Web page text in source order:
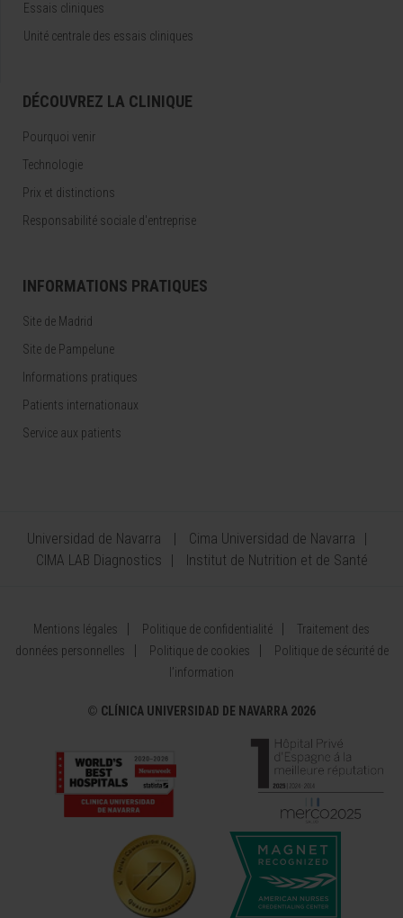
Essais cliniques
Unité centrale des essais cliniques
DÉCOUVREZ LA CLINIQUE
Pourquoi venir
Technologie
Prix et distinctions
Responsabilité sociale d'entreprise
INFORMATIONS PRATIQUES
Site de Madrid
Site de Pampelune
Informations pratiques
Patients internationaux
Service aux patients
Universidad de Navarra
Cima Universidad de Navarra
CIMA LAB Diagnostics
Institut de Nutrition et de Santé
Mentions légales Politique de confidentialité
Traitement des
données personnelles
Politique de cookies
Politique de sécurité de
l’information
© CLÍNICA UNIVERSIDAD DE NAVARRA 2026